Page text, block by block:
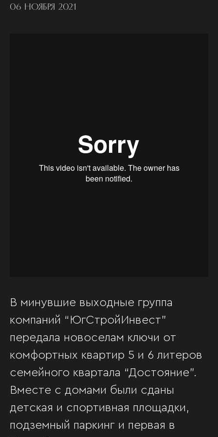
06 НОЯБРЯ 2021
В минувшие выходные группа
компаний “ЮгСтройИнвест”
передала новоселам ключи от
комфортных квартир 5 и 6 литеров
семейного квартала “Достояние”.
Вместе с домами были сданы
детская и спортивная площадки,
подземный паркинг и первая в